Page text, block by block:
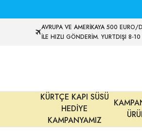
AVRUPA VE AMERİKAYA 500
İLE HIZLI GÖNDERİM. YURTDIŞI 8-
KÜRTÇE KAPI SÜSÜ
HEDİYE
KAMPANYAMIZ